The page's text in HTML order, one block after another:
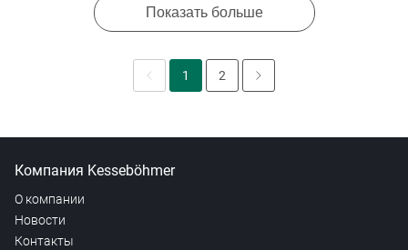
Показать больше
1 2
Компания Kesseböhmer
О компании
Новости
Контакты